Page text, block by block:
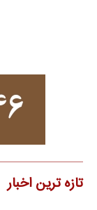
تازه ترین اخبار